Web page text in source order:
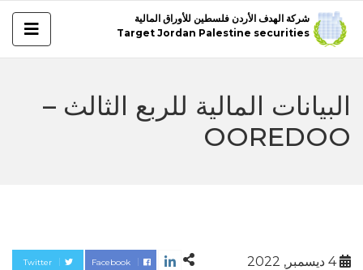
شركة الهدف الأردن فلسطين للأوراق المالية
Target Jordan Palestine securities
البيانات المالية للربع الثالث –
OOREDOO
4 ديسمبر, 2022 Twitter Facebook